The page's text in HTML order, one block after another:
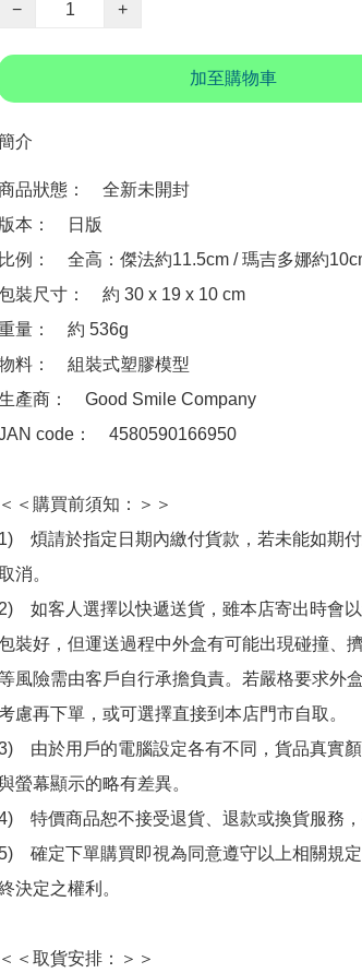
−
+
加至購物車
介
品狀態：　全新未開封
版本：　日版
比例：　全高：傑法約11.5cm / 瑪吉多娜約
裝尺寸：　約 30 x 19 x 10 cm
量：　約 536g
料：　組裝式塑膠模型
產商：　Good Smile Company
code：　4580590166950
＜＜購買前須知：＞＞
1)　煩請於指定日期內繳付貨款，若未能如期
消。
2)　如客人選擇以快遞送貨，雖本店寄出時會
裝好，但運送過程中外盒有可能出現碰撞、
風險需由客戶自行承擔負責。若嚴格要求外
慮再下單，或可選擇直接到本店門市自取。
　由於用戶的電腦設定各有不同，貨品真實
螢幕顯示的略有差異。
　特價商品恕不接受退貨、退款或換貨服務
　確定下單購買即視為同意遵守以上相關規
決定之權利。
＜＜取貨安排：＞＞